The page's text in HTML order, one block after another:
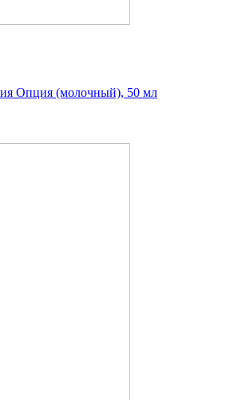
Опция (молочный), 50 мл